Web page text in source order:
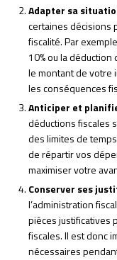
Adapter sa
certaines décisions
fiscalité. Par
10% ou la
le montant de votre
les conséquences
Anticiper et
déductions fiscales
des limites de
de répartir vos
maximiser votre
Conserver ses
l’administration
pièces justificatives
fiscales. Il est donc
nécessaires